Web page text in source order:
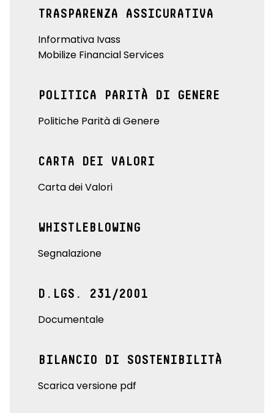
TRASPARENZA ASSICURATIVA
Informativa Ivass
Mobilize Financial Services
POLITICA PARITÀ DI GENERE
Politiche Parità di Genere
CARTA DEI VALORI
Carta dei Valori
WHISTLEBLOWING
Segnalazione
D.LGS. 231/2001
Documentale
BILANCIO DI SOSTENIBILITÀ
Scarica versione pdf